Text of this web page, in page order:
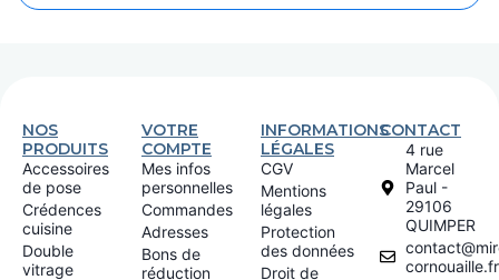
NOS
PRODUITS
Accessoires
de pose
Crédences
cuisine
Double
vitrage
VOTRE
COMPTE
Mes infos
personnelles
Commandes
Adresses
Bons de
réduction
INFORMATIONS
LÉGALES
CGV
Mentions
légales
Protection
des données
Droit de
CONTACT
4 rue
Marcel
Paul -
29106
QUIMPER
cornouaille.fr